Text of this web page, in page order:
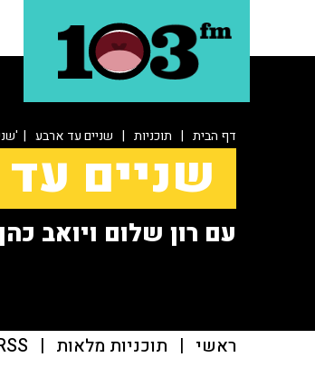
דף הבית | תוכניות | שניים עד ארבע |
שניים
עם רון שלום ויואב
ראשי | תוכניות מלאות |